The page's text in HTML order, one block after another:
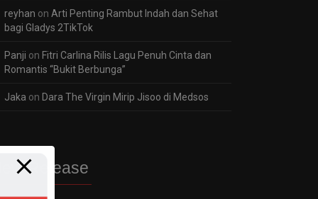
reyhan on Arti Penting Rambut Indah dan Sehat
bagi Gladys 2TikTok
Panji on Fitri Carlina Rilis Lagu Penuh Cinta dan
Romantis “Bukit Berbunga”
Jaka on Dara The Virgin Mirip Jisoo di Medsos
Release